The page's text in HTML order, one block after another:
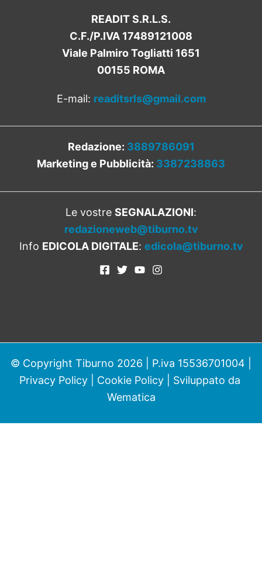
READIT S.R.L.S.
C.F./P.IVA 17489121008
Viale Palmiro Togliatti 1651
00155 ROMA
E-mail: readitsrls@gmail.com
Redazione: 3889786091
Marketing e Pubblicità: 3387238863
Le vostre SEGNALAZIONI:
redazioneweb@tiburno.tv
Info EDICOLA DIGITALE: edicola@tiburno.tv
© Copyright Tiburno 2026 | P.iva 15536701004 |
Privacy Policy| Cookie Policy| Sviluppato da
Wematica